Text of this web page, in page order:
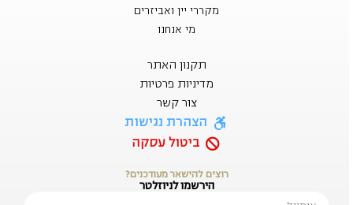
מקררי יין ואביזרים
מי אנחנו
תקנון האתר
מדיניות פרטיות
צור קשר
הצהרת נגישות
ביטול עסקה
רוצים להישאר מעודכנים?
הירשמו לניוזלטר